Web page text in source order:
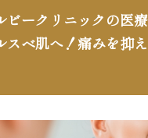
ビークリニックの医
スベ肌へ！痛みを抑